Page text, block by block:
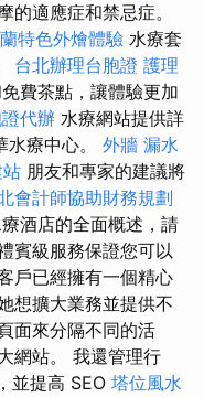
的適應症和禁忌症。
特色外燴體驗 水療套
台北辦理台胞證 護理
費茶點，讓體驗更加
代辦 水療網站提供詳
療中心。 外牆 漏水
朋友和專家的建議將
會計師協助財務規劃
酒店的全面概述，請
賓級服務保證您可以
戶已經擁有一個精心
想擴大業務並提供不
面來分隔不同的活
網站。 我還管理行
並提高 SEO 塔位風水